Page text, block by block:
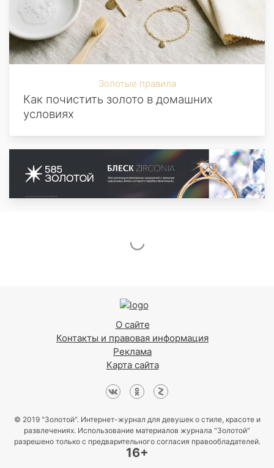
Золотые правила
Как почистить золото в домашних
условиях
О сайте
Контакты и правовая информация
Реклама
Карта сайта
© 2019 "Золотой". Интернет-журнал для девушек о стиле, красоте и
развлечениях. Использование материалов журнала "Золотой"
разрешено только с предварительного согласия правообладателей.
16+